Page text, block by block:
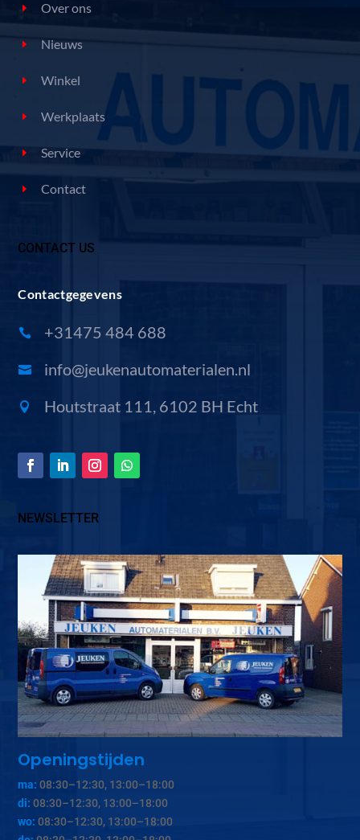
Over ons
Nieuws
Winkel
Werkplaats
Service
Contact
CONTACT US
Contactgegevens
 +31475 484 688
 info@jeukenautomaterialen.nl
 Houtstraat 111, 6102 BH Echt
NEWSLETTER
Openingstijden
ma: 08:30–12:30, 13:00–18:00
di: 08:30–12:30, 13:00–18:00
wo: 08:30–12:30, 13:00–18:00